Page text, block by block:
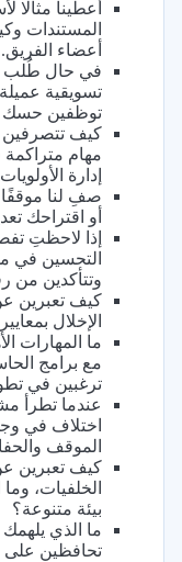
أعطينا
المستندات
أعضاء الفريق.
في حال طُلب
تسويقية
توظفين حسك
كيف
مهام
إدارة
صفِ لنا
أو اقتراحك
إذا لاحظتِ
التحسين في
وتتأكدين من
كيف تعبرين
الإخلال
ما المهارات
مع برامج
ترغبين في
عندما تطرأ
اختلاف في
الموقف
كيف تعبرين
الخلفيات،
بيئة متنوعة؟
ما الذي
تحافظين على